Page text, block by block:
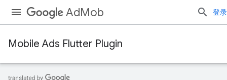
AdMob 登录
Mobile Ads Flutter Plugin